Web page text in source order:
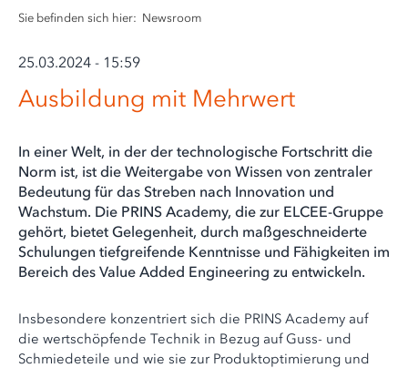
Sie befinden sich hier: Newsroom
25.03.2024 - 15:59
Ausbildung mit Mehrwert
In einer Welt, in der der technologische Fortschritt die
Norm ist, ist die Weitergabe von Wissen von zentraler
Bedeutung für das Streben nach Innovation und
Wachstum. Die PRINS Academy, die zur ELCEE-Gruppe
gehört, bietet Gelegenheit, durch maßgeschneiderte
Schulungen tiefgreifende Kenntnisse und Fähigkeiten im
Bereich des Value Added Engineering zu entwickeln.
Insbesondere konzentriert sich die PRINS Academy auf
die wertschöpfende Technik in Bezug auf Guss- und
Schmiedeteile und wie sie zur Produktoptimierung und